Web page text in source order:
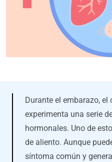
Durante el embarazo, el
experimenta una serie
hormonales. Uno de
de aliento. Aunque
síntoma común y